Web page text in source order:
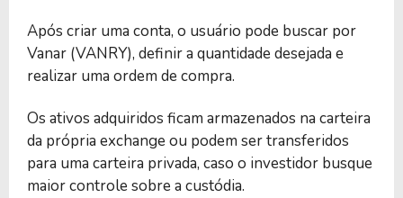
Após criar uma conta, o usuário pode buscar por
Vanar (VANRY), definir a quantidade desejada e
realizar uma ordem de compra.
Os ativos adquiridos ficam armazenados na carteira
da própria exchange ou podem ser transferidos
para uma carteira privada, caso o investidor busque
maior controle sobre a custódia.